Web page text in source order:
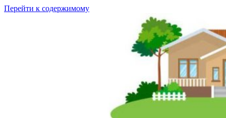
Перейти к содержимому